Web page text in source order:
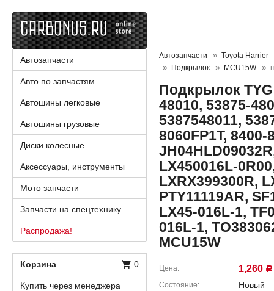
Автозапчасти
Toyota Harrier
Подкрылок
MCU15W
Подкрылок TYG
48010, 53875-
5387548011,
8060FP1T, 8400-
LX450016L-
LXRX399300R,
PTY11119AR,
LX45-016L-1,
016L-1,
MCU15W
Цена 1,260 Р
Состояние Новый
Автозапчасти
Авто по запчастям
Автошины легковые
Автошины грузовые
Диски колесные
Аксессуары, инструменты
Мото запчасти
Запчасти на спецтехнику
Распродажа!
Корзина 0
Купить через менеджера